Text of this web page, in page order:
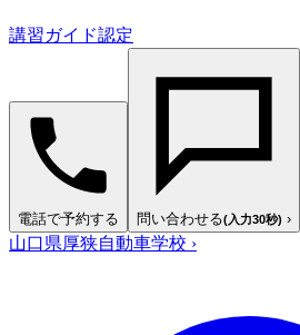
講習ガイド認定
電話で予約する 問い合わせる(入力30秒) ›
山口県厚狭自動車学校 ›